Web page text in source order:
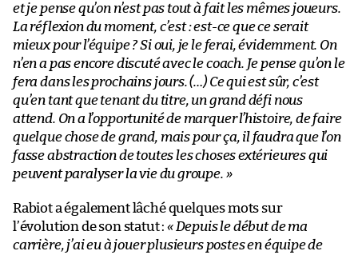
et je pense qu’on n’est pas tout à fait les mêmes joueurs.
La réflexion du moment, c’est : est-ce que ce serait
mieux pour l’équipe ? Si oui, je le ferai, évidemment. On
n’en a pas encore discuté avec le coach. Je pense qu’on le
fera dans les prochains jours. (…) Ce qui est sûr, c’est
qu’en tant que tenant du titre, un grand défi nous
attend. On a l’opportunité de marquer l’histoire, de faire
quelque chose de grand, mais pour ça, il faudra que l’on
fasse abstraction de toutes les choses extérieures qui
peuvent paralyser la vie du groupe. »
Rabiot a également lâché quelques mots sur
l’évolution de son statut : « Depuis le début de ma
carrière, j’ai eu à jouer plusieurs postes en équipe de